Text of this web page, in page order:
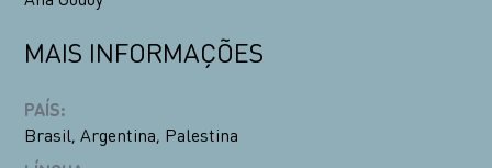
MAIS INFORMAÇÕES
PAÍS:
Brasil,Argentina, Palestina